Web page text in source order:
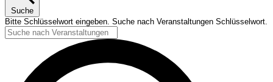
Suche
Bitte Schlüsselwort eingeben. Suche nach Veranstaltungen Schlüsselwort.